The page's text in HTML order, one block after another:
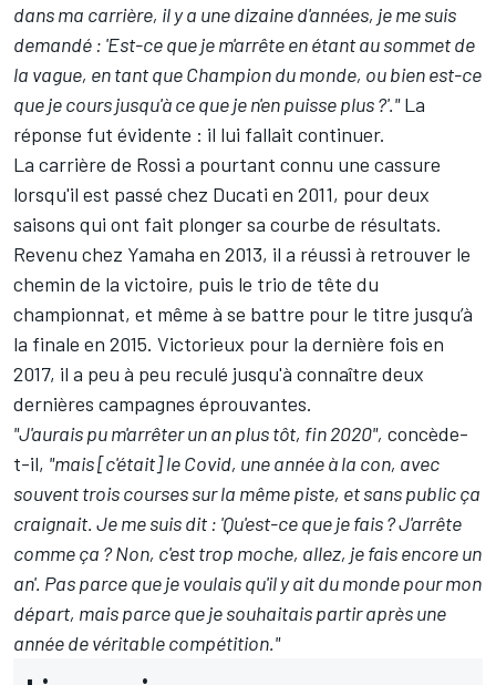
dans ma carrière, il y a une dizaine d'années, je me suis
demandé : 'Est-ce que je m'arrête en étant au sommet de
la vague, en tant que Champion du monde, ou bien est-ce
que je cours jusqu'à ce que je n'en puisse plus ?'."La
réponse fut évidente : il lui fallait continuer.
La carrière de Rossi a pourtant connu une cassure
lorsqu'il est passé chez Ducati en 2011, pourdeux
saisons qui ont fait plonger sa courbe de résultats.
Revenu chez Yamaha en 2013, il a réussi à retrouver le
chemin de la victoire, puis le trio de tête du
championnat, et même à se battre pour le titre jusqu’à
la finale en 2015. Victorieux pour la dernière fois en
2017, il a peu à peu reculé jusqu'à connaître deux
dernières campagnes éprouvantes.
"J'aurais pu m'arrêter un an plus tôt, fin 2020", concède-
t-il, "mais [c'était] le Covid, une année à la con, avec
souvent trois courses sur la même piste, et sans public ça
craignait. Je me suis dit : 'Qu'est-ce que je fais ? J'arrête
comme ça ? Non, c'est trop moche, allez, je fais encore un
an'. Pas parce que je voulais qu'il y ait du monde pour mon
départ, mais parce que je souhaitais partir après une
année de véritable compétition."